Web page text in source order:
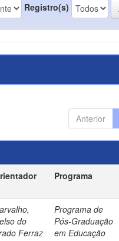
Registro(s)
Anterior
Programa
do
Ferraz
Programa de
Pós-Graduação
em Educação